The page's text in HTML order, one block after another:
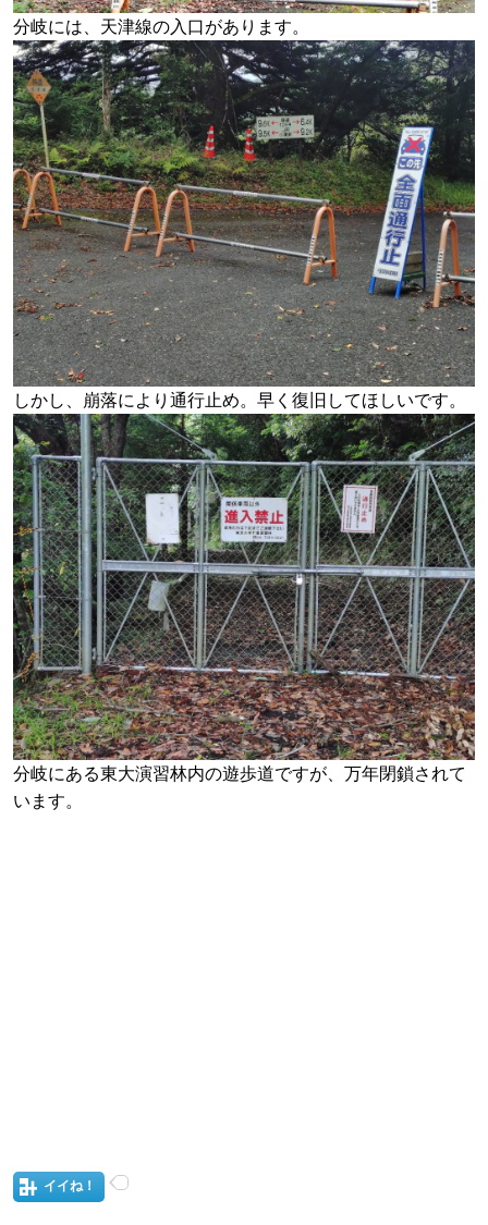
分岐には、天津線の入口があります。
しかし、崩落により通行止め。早く復旧してほしいです。
分岐にある東大演習林内の遊歩道ですが、万年閉鎖されて
います。
イイね！